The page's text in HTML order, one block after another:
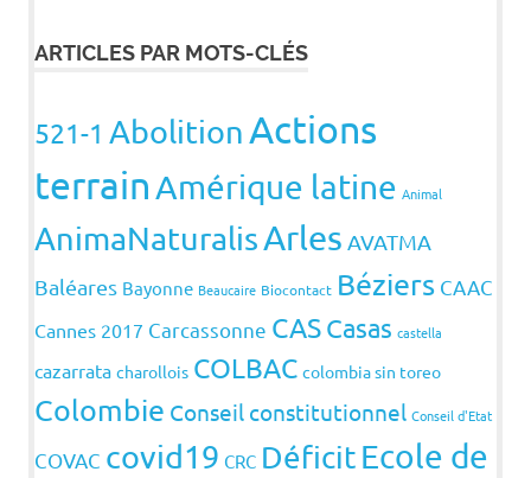
ARTICLES PAR MOTS-CLÉS
521-1 AbolitionActions
terrainAmérique latine Animal
AnimaNaturalisArles AVATMA
Baléares Bayonne Beaucaire Biocontact Béziers CAAC
Cannes 2017 Carcassonne CASCasas castella
cazarrata charollois COLBAC colombia sin toreo
Colombie Conseil constitutionnel Conseil d'Etat
COVAC covid19 CRC DéficitEcole de